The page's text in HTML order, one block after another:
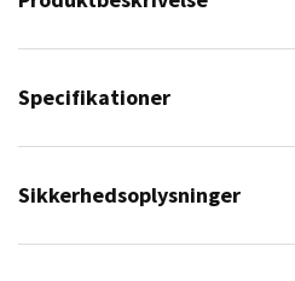
Specifikationer
Sikkerhedsoplysninger